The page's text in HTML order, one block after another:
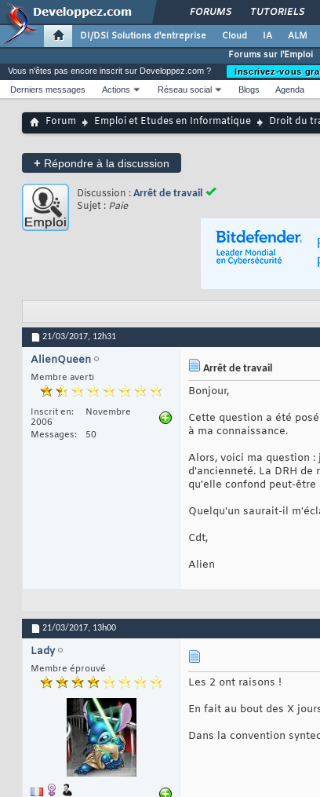
FORUMS TUTORIELS
DI/DSI Solutions d'entreprise Cloud IA ALM
Forums sur l'Emploi
Vous n'êtes pas encore inscrit sur Developpez.com ?
Inscrivez-vous
Derniers messages
Actions Réseau social Blogs Agenda
Forum Emploi et Etudes en Informatique Droit du
+ Répondre à la discussion
Discussion : Arrêt de travail
Sujet : Paie
21/03/2017, 12h31
AlienQueen
Membre averti
Inscrit en
Novembre
2006
Messages
50
Arrêt de travail
Bonjour,
Cette question a été
à ma connaissance.
Alors, voici ma question
d'ancienneté. La DRH
qu'elle confond peut-être
Quelqu'un saurait-il
Cdt,
Alien
21/03/2017, 13h00
Lady
Membre éprouvé
Les 2 ont raisons !
En fait au bout des X
Dans la convention